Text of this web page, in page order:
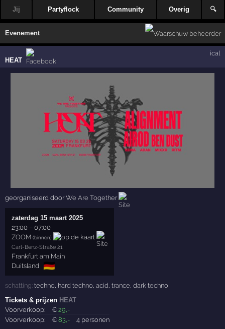
Jij Partyflock Community Overig 🔍
Evenement
HEAT
ical
georganiseerd doorWe Are Together
zaterdag 15 maart 2025
23:00 –07:00
ZOOM (binnen)
Carl-Benz-Straße 21
Frankfurt am Main
Duitsland
🇩🇪
schatting:techno hard techno ,acid ,trance ,dark techno
Tickets & prijzen HEAT
Voorverkoop:
€29,-
Voorverkoop:
€83,-
4 personen